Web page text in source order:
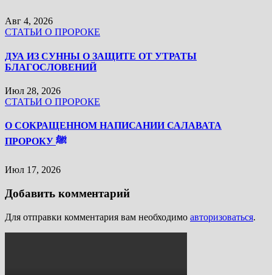
Авг 4, 2026
СТАТЬИ О ПРОРОКЕ
ДУА ИЗ СУННЫ О ЗАЩИТЕ ОТ УТРАТЫ
БЛАГОСЛОВЕНИЙ
Июл 28, 2026
СТАТЬИ О ПРОРОКЕ
О СОКРАЩЕННОМ НАПИСАНИИ САЛАВАТА
ПРОРОКУ ﷺ
Июл 17, 2026
Добавить комментарий
Для отправки комментария вам необходимо авторизоваться.